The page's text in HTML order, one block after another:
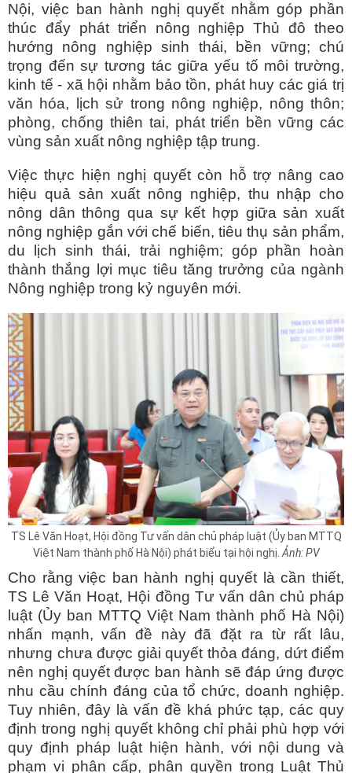
Nội, việc ban hành nghị quyết nhằm góp phần
thúc đẩy phát triển nông nghiệp Thủ đô theo
hướng nông nghiệp sinh thái, bền vững; chú
trọng đến sự tương tác giữa yếu tố môi trường,
kinh tế - xã hội nhằm bảo tồn, phát huy các giá trị
văn hóa, lịch sử trong nông nghiệp, nông thôn;
phòng, chống thiên tai, phát triển bền vững các
vùng sản xuất nông nghiệp tập trung.
Việc thực hiện nghị quyết còn hỗ trợ nâng cao
hiệu quả sản xuất nông nghiệp, thu nhập cho
nông dân thông qua sự kết hợp giữa sản xuất
nông nghiệp gắn với chế biến, tiêu thụ sản phẩm,
du lịch sinh thái, trải nghiệm; góp phần hoàn
thành thắng lợi mục tiêu tăng trưởng của ngành
Nông nghiệp trong kỷ nguyên mới.
TS Lê Văn Hoạt, Hội đồng Tư vấn dân chủ pháp luật (Ủy ban MTTQ
Việt Nam thành phố Hà Nội) phát biểu tại hội nghị. Ảnh: PV
Cho rằng việc ban hành nghị quyết là cần thiết,
TS Lê Văn Hoạt, Hội đồng Tư vấn dân chủ pháp
luật (Ủy ban MTTQ Việt Nam thành phố Hà Nội)
nhấn mạnh, vấn đề này đã đặt ra từ rất lâu,
nhưng chưa được giải quyết thỏa đáng, dứt điểm
nên nghị quyết được ban hành sẽ đáp ứng được
nhu cầu chính đáng của tổ chức, doanh nghiệp.
Tuy nhiên, đây là vấn đề khá phức tạp, các quy
định trong nghị quyết không chỉ phải phù hợp với
quy định pháp luật hiện hành, với nội dung và
phạm vi phân cấp, phân quyền trong Luật Thủ